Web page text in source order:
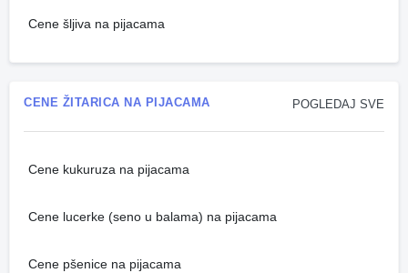
Cene šljiva na pijacama
POGLEDAJ SVE
CENE ŽITARICA NA PIJACAMA
Cene kukuruza na pijacama
Cene lucerke (seno u balama) na pijacama
Cene pšenice na pijacama